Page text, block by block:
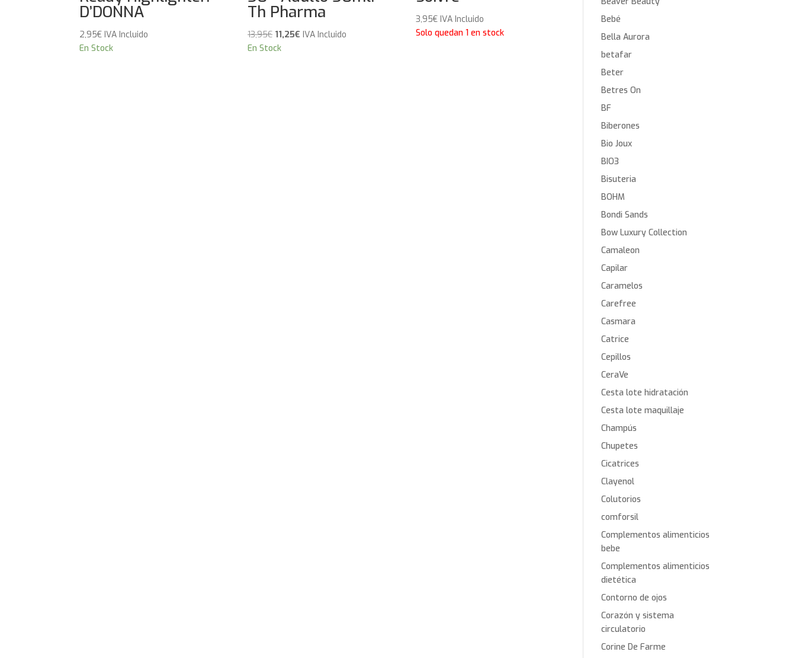
D’DONNA
2,95€ IVA Incluido
En Stock
Th Pharma
13,95€ El
precio
11,25€ElIVA Incluido
En Stock
3,95€ IVA Incluido
Solo quedan 1 en stock
Bebé
Bella Aurora
betafar
Beter
Betres On
BF
Biberones
Bio Joux
BIO3
Bisuteria
BOHM
Bondi Sands
Bow Luxury Collection
Camaleon
Capilar
Caramelos
Carefree
Casmara
Catrice
Cepillos
CeraVe
Cesta lote hidratación
Cesta lote maquillaje
Champús
Chupetes
Cicatrices
Clayenol
Colutorios
comforsil
Complementos alimenticios
bebe
Complementos alimenticios
dietética
Contorno de ojos
Corazón y sistema
circulatorio
Corine De Farme